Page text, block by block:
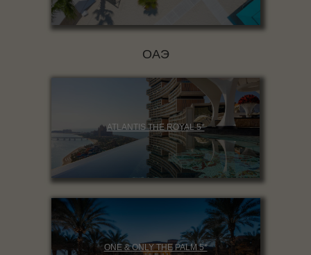
ОАЭ
ATLANTIS THE ROYAL 5*
ONE & ONLY THE PALM 5*